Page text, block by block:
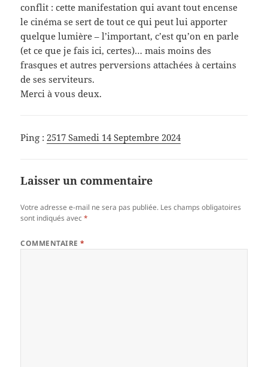
conflit : cette manifestation qui avant tout encense
le cinéma se sert de tout ce qui peut lui apporter
quelque lumière – l’important, c’est qu’on en parle
(et ce que je fais ici, certes)… mais moins des
frasques et autres perversions attachées à certains
de ses serviteurs.
Merci à vous deux.
Ping :2517 Samedi 14 Septembre 2024
Laisser un commentaire
Votre adresse e-mail ne sera pas publiée. Les champs obligatoires
sont indiqués avec*
COMMENTAIRE*